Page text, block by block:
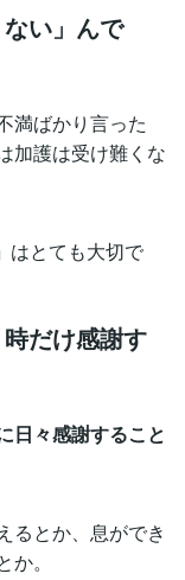
い」んで
満ばかり言った
加護は受け難くな
はとても大切で
だけ感謝す
日々感謝すること
るとか、息ができ
。